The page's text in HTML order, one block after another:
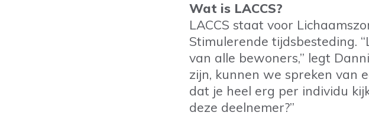
Wat is LACCS?
LACCS staat voor
Stimulerende tijdsbesteding.
van alle bewoners,” legt
zijn, kunnen we spreken van
dat je heel erg per individu
deze deelnemer?”